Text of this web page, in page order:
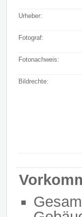
Urheber:
Fotograf:
Fotonachweis:
Bildrechte: